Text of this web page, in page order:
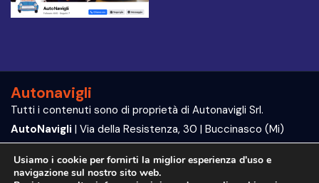
Autonavigli
Tutti i contenuti sono di proprietà di Autonavigli Srl.
AutoNavigli | Via della Resistenza, 30 | Buccinasco (Mi)
Usiamo i cookie per fornirti la miglior esperienza d'uso e
navigazione sul nostro sito web.